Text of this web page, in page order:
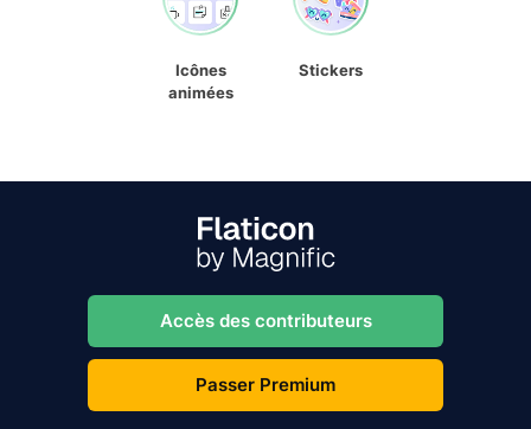
Icônes
animées
Stickers
Accès des contributeurs
Passer Premium